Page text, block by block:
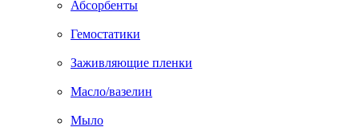
Абсорбенты
Гемостатики
Заживляющие пленки
Масло/вазелин
Мыло